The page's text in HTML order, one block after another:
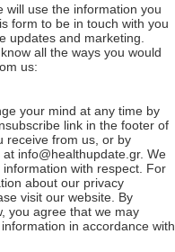
will use the information you
form to be in touch with you
updates and marketing.
all the ways you would
us:
your mind at any time by
link in the footer of
receive from us, or by
info@healthupdate.gr. We
information with respect. For
about our privacy
visit our website. By
you agree that we may
in accordance with